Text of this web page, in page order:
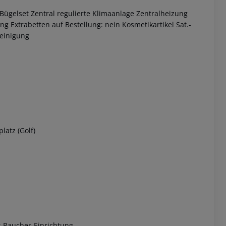
Bügelset Zentral regulierte Klimaanlage Zentralheizung
Extrabetten auf Bestellung: nein Kosmetikartikel Sat.-
(Golf)